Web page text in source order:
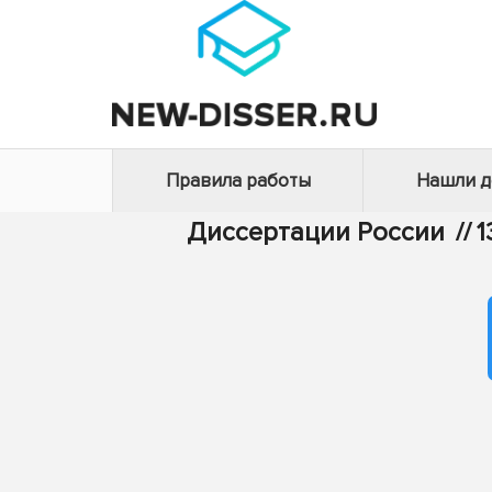
Правила работы Нашли
Диссертации России //